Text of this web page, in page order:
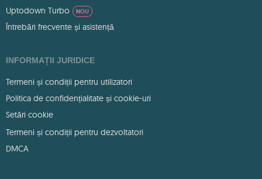
Uptodown Turbo
NOU
Întrebări frecvente și asistență
INFORMAȚII JURIDICE
Termeni și condiții pentru utilizatori
Politica de confidențialitate și cookie-uri
Setări cookie
Termeni și condiții pentru dezvoltatori
DMCA